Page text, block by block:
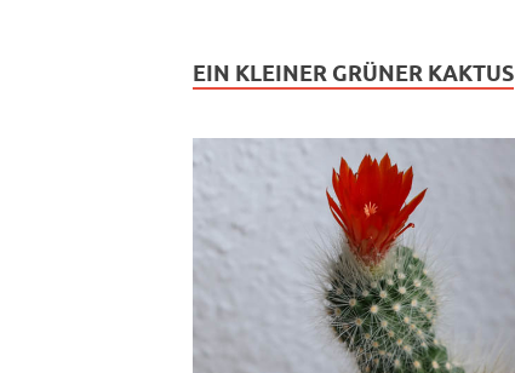
EIN KLEINER GRÜNER KAKTUS